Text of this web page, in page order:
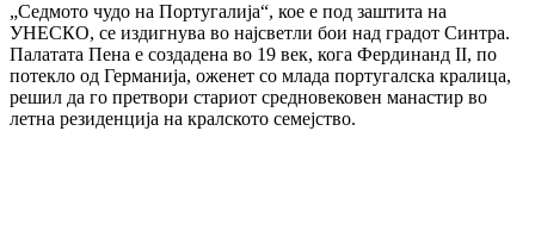
„Седмото чудо на Португалија“, кое е под заштита на
УНЕСКО, се издигнува во најсветли бои над градот Синтра.
Палатата Пена е создадена во 19 век, кога Фердинанд II, по
потекло од Германија, оженет со млада португалска кралица,
решил да го претвори стариот средновековен манастир во
летна резиденција на кралското семејство.